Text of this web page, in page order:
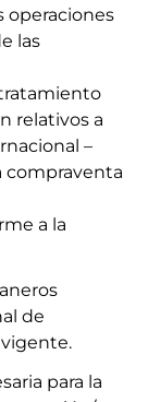
operaciones
las
relativos a
–
compraventa
a la
de
para la